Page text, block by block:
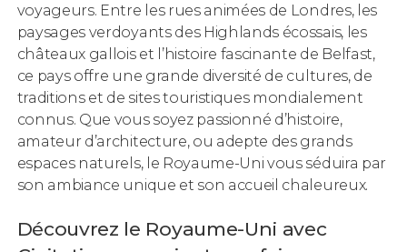
voyageurs. Entre les rues animées de Londres, les
paysages verdoyants des Highlands écossais, les
châteaux gallois et l’histoire fascinante de Belfast,
ce pays offre une grande diversité de cultures, de
traditions et de sites touristiques mondialement
connus. Que vous soyez passionné d’histoire,
amateur d’architecture, ou adepte des grands
espaces naturels, le Royaume-Uni vous séduira par
son ambiance unique et son accueil chaleureux.
Découvrez le Royaume-Uni avec